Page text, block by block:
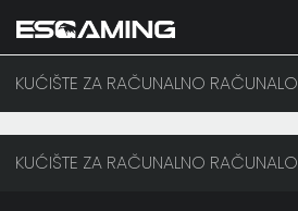
KUĆIŠTE ZA RAČUNALNO RAČUNALO
KUĆIŠTE ZA RAČUNALNO RAČUNALO